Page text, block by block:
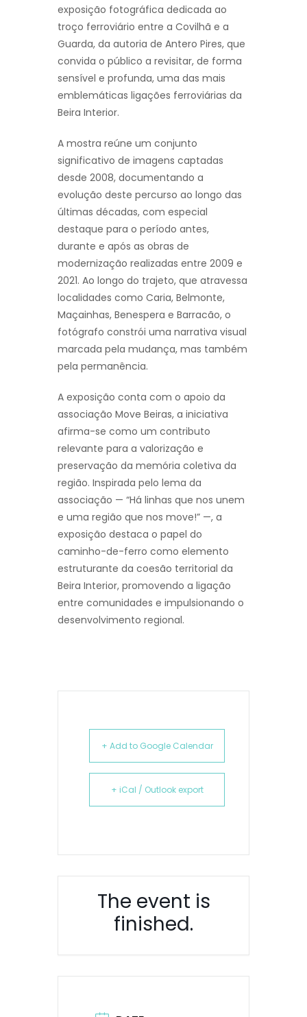
exposição fotográfica dedicada ao
troço ferroviário entre a Covilhã e a
Guarda, da autoria de Antero Pires, que
convida o público a revisitar, de forma
sensível e profunda, uma das mais
emblemáticas ligações ferroviárias da
Beira Interior.
A mostra reúne um conjunto
significativo de imagens captadas
desde 2008, documentando a
evolução deste percurso ao longo das
últimas décadas, com especial
destaque para o período antes,
durante e após as obras de
modernização realizadas entre 2009 e
2021. Ao longo do trajeto, que atravessa
localidades como Caria, Belmonte,
Maçainhas, Benespera e Barracão, o
fotógrafo constrói uma narrativa visual
marcada pela mudança, mas também
pela permanência.
A exposição conta com o apoio da
associação Move Beiras, a iniciativa
afirma-se como um contributo
relevante para a valorização e
preservação da memória coletiva da
região. Inspirada pelo lema da
associação — “Há linhas que nos unem
e uma região que nos move!” —, a
exposição destaca o papel do
caminho-de-ferro como elemento
estruturante da coesão territorial da
Beira Interior, promovendo a ligação
entre comunidades e impulsionando o
desenvolvimento regional.
+ Add to Google Calendar
+ iCal / Outlook export
The event is
finished.